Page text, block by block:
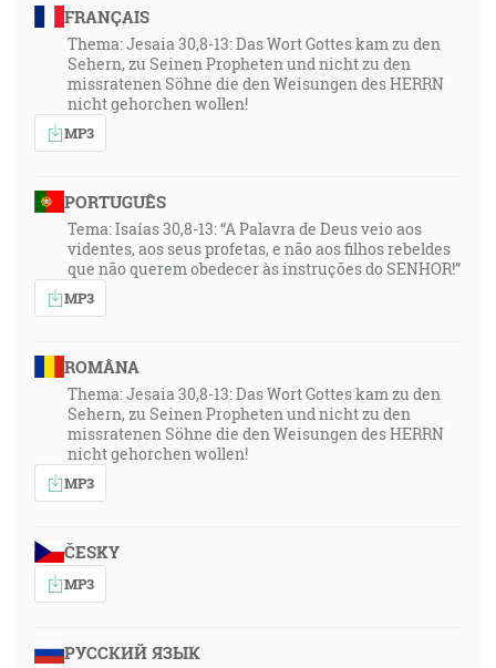
FRANÇAIS
Thema: Jesaia 30,8-13: Das Wort Gottes kam zu den
Sehern, zu Seinen Propheten und nicht zu den
missratenen Söhne die den Weisungen des HERRN
nicht gehorchen wollen!
MP3
PORTUGUÊS
Tema: Isaías 30,8-13: “A Palavra de Deus veio aos
videntes, aos seus profetas, e não aos filhos rebeldes
que não querem obedecer às instruções do SENHOR!”
MP3
ROMÂNA
Thema: Jesaia 30,8-13: Das Wort Gottes kam zu den
Sehern, zu Seinen Propheten und nicht zu den
missratenen Söhne die den Weisungen des HERRN
nicht gehorchen wollen!
MP3
ČESKY
MP3
РУССКИЙ ЯЗЫК